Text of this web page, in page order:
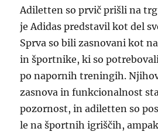
Adiletten so prvič prišli na
je Adidas predstavil kot del
Sprva so bili zasnovani kot
in športnike, ki so
po napornih treningih.
zasnova in funkcionalnost
pozornost, in adiletten so
le na športnih igriščih,